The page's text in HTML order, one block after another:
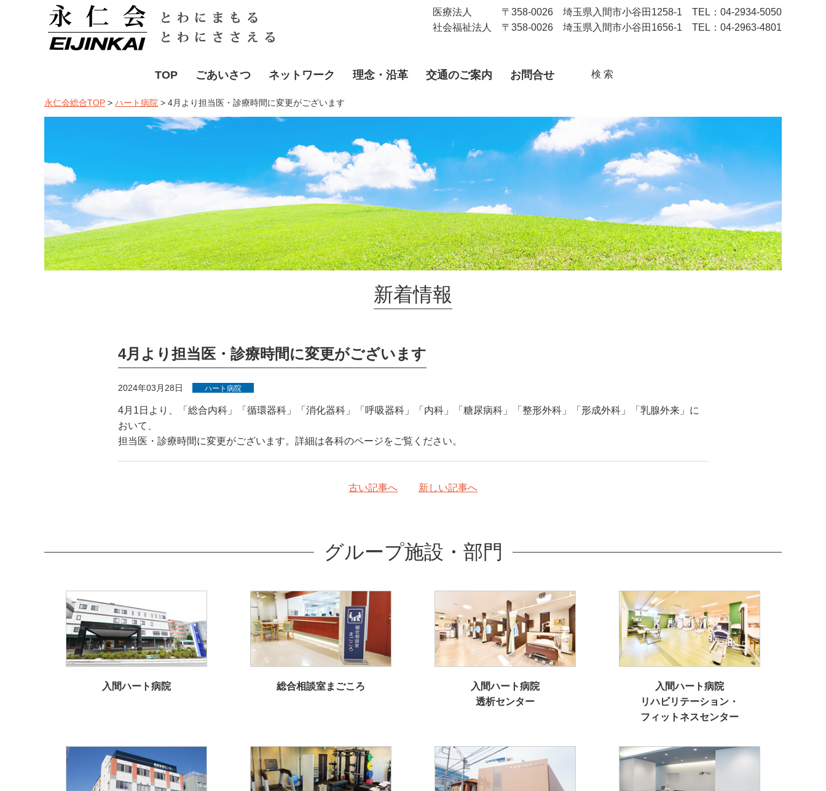
医療法人 〒358-0026 埼玉県入間市小谷田1258-1 TEL：04-2934-5050
社会福祉法人 〒358-0026 埼玉県入間市小谷田1656-1 TEL：04-2963-4801
TOP ごあいさつ ネットワーク 理念・沿革 交通のご案内 お問合せ 検 索
永仁会総合TOP > ハート病院 > 4月より担当医・診療時間に変更がございます
新着情報
4月より担当医・診療時間に変更がございます
2024年03月28日 ハート病院
4月1日より、「総合内科」「循環器科」「消化器科」「呼吸器科」「内科」「糖尿病科」「整形外科」「形成外科」「乳腺外来」に
おいて、
担当医・診療時間に変更がございます。詳細は各科のページをご覧ください。
古い記事へ 新しい記事へ
グループ施設・部門
入間ハート病院 総合相談室まごころ
入間ハート病院
透析センター
入間ハート病院
リハビリテーション・
フィットネスセンター